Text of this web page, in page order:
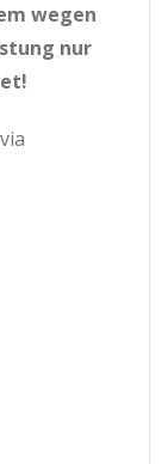
wegen
nur